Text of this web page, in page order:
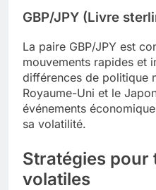
GBP/JPY (Livre
La paire GBP/JPY est
mouvements rapides et
différences de politique
Royaume-Uni et le
événements
sa volatilité.
Stratégies pour
volatiles